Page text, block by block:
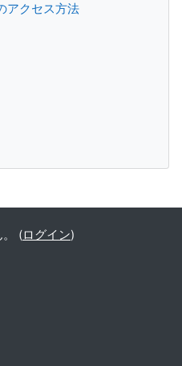
アクセス方法
。 (ログイン)